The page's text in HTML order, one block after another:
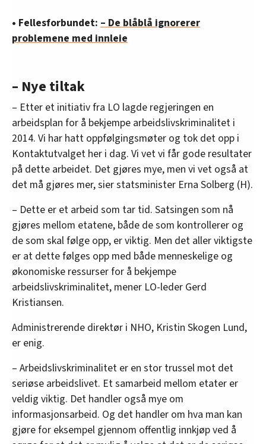
• Fellesforbundet: – De blåblå ignorerer
problemene med innleie
– Nye tiltak
– Etter et initiativ fra LO lagde regjeringen en
arbeidsplan for å bekjempe arbeidslivskriminalitet i
2014. Vi har hatt oppfølgingsmøter og tok det opp i
Kontaktutvalget her i dag. Vi vet vi får gode resultater
på dette arbeidet. Det gjøres mye, men vi vet også at
det må gjøres mer, sier statsminister Erna Solberg (H).
– Dette er et arbeid som tar tid. Satsingen som nå
gjøres mellom etatene, både de som kontrollerer og
de som skal følge opp, er viktig. Men det aller viktigste
er at dette følges opp med både menneskelige og
økonomiske ressurser for å bekjempe
arbeidslivskriminalitet, mener LO-leder Gerd
Kristiansen.
Administrerende direktør i NHO, Kristin Skogen Lund,
er enig.
– Arbeidslivskriminalitet er en stor trussel mot det
seriøse arbeidslivet. Et samarbeid mellom etater er
veldig viktig. Det handler også mye om
informasjonsarbeid. Og det handler om hva man kan
gjøre for eksempel gjennom offentlig innkjøp ved å